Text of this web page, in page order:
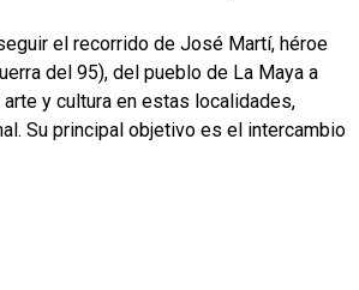
el recorrido de José Martí, héroe
del 95), del pueblo de La Maya a
y cultura en estas localidades,
Su principal objetivo es el intercambio